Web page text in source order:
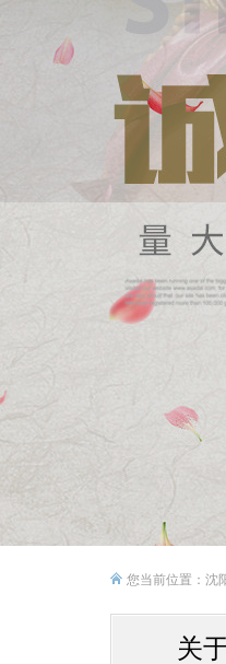
您当前位置： 沈
关